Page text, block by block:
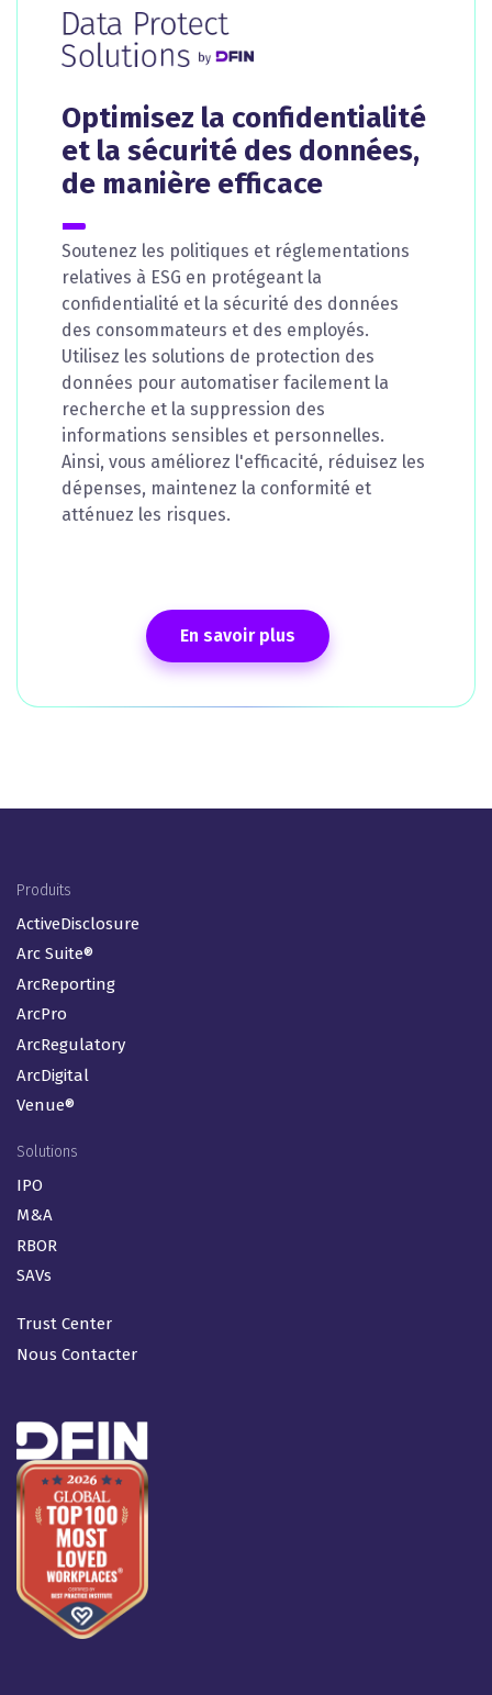
Optimisez la confidentialité
et la sécurité des données,
de manière efficace
Soutenez les politiques et réglementations
relatives à ESG en protégeant la
confidentialité et la sécurité des données
des consommateurs et des employés.
Utilisez les solutions de protection des
données pour automatiser facilement la
recherche et la suppression des
informations sensibles et personnelles.
Ainsi, vous améliorez l'efficacité, réduisez les
dépenses, maintenez la conformité et
atténuez les risques.
En savoir plus
Footer Menu (FR)
Produits
ActiveDisclosure
Arc Suite®
ArcReporting
ArcPro
ArcRegulatory
ArcDigital
Venue®
Solutions
IPO
M&A
RBOR
SAVs
Trust Center
Nous Contacter